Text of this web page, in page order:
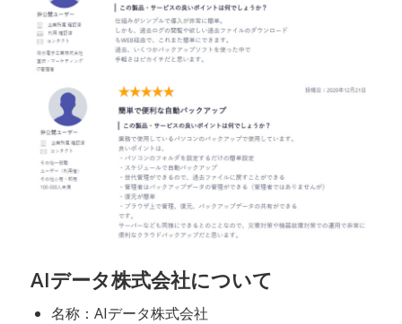
AIデータ株式会社について
名称：AIデータ株式会社